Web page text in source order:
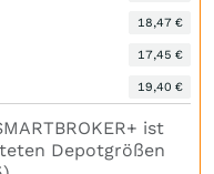
18,47 €
17,45 €
19,40 €
ist
Depotgrößen